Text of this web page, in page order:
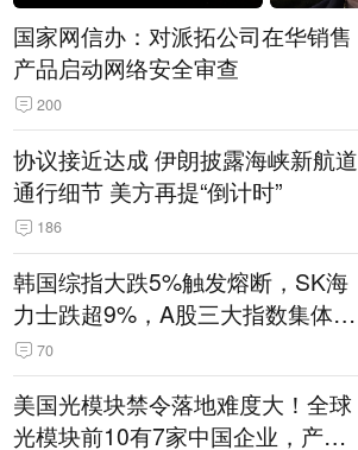
国家网信办：对派拓公司在华销售
产品启动网络安全审查
200
协议接近达成 伊朗披露海峡新航道
通行细节 美方再提“倒计时”
186
韩国综指大跌5%触发熔断，SK海
力士跌超9%，A股三大指数集体低
开 70
美国光模块禁令落地难度大！全球
光模块前10有7家中国企业，产业